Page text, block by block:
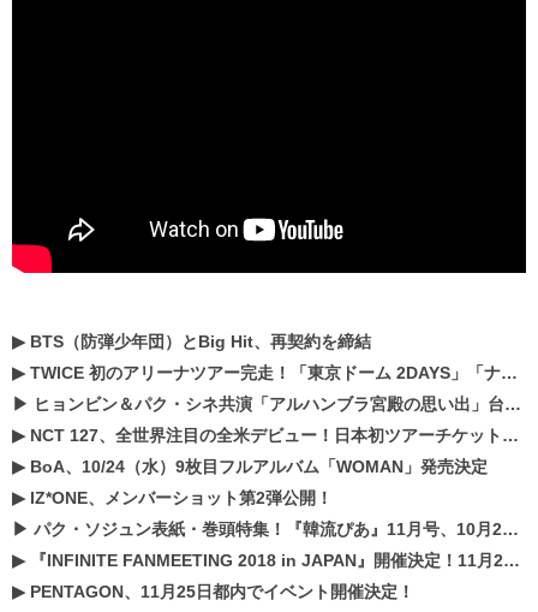
▶ BTS（防弾少年団）とBig Hit、再契約を締結
▶TWICE 初のアリーナツアー完走！「東京ドーム 2DAYS」「ナゴヤドーム1DAY」「京セラドーム1DAY」2019年ドームツアー開催決定！！
▶ ヒョンビン＆パク・シネ共演「アルハンブラ宮殿の思い出」台本読み現場を公開
▶ NCT 127、全世界注目の全米デビュー！日本初ツアーチケットが早くもプレミア化！？
▶ BoA、10/24（水）9枚目フルアルバム「WOMAN」発売決定
▶ IZ*ONE、メンバーショット第2弾公開！
▶ パク・ソジュン表紙・巻頭特集！『韓流ぴあ』11月号、10月22日（月）発売！
▶
『INFINITE FANMEETING 2018 in JAPAN』開催決定！11月21、22日にパシフィコ横浜にて実施
▶ PENTAGON、11月25日都内でイベント開催決定！